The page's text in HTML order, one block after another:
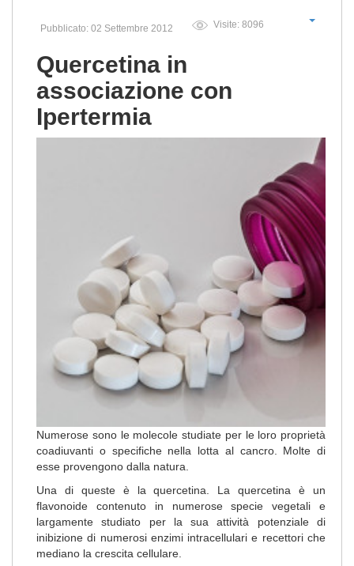
Pubblicato: 02 Settembre 2012 Visite: 8096
Quercetina in
associazione con
Ipertermia
Numerose sono le molecole studiate per le loro proprietà
coadiuvanti o specifiche nella lotta al cancro. Molte di
esse provengono dalla natura.
Una di queste è la quercetina. La quercetina è un
flavonoide contenuto in numerose specie vegetali e
largamente studiato per la sua attività potenziale di
inibizione di numerosi enzimi intracellulari e recettori che
mediano la crescita cellulare.